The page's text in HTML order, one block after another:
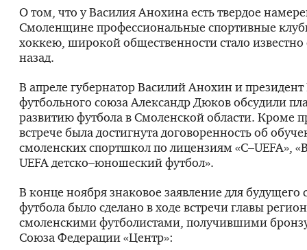
О том, что у Василия Анохина есть твердое
Смоленщине профессиональные спортивные
хоккею, широкой общественности стало известно
назад.
В апреле губернатор Василий Анохин и президент
футбольного союза Александр Дюков обсудили
развитию футбола в Смоленской области. Кроме
встрече была достигнута договоренность об
смоленских спортшкол по лицензиям «C–UEFA»,
UEFA детско–юношеский футбол».
В конце ноября знаковое заявление для будущего
футбола было сделано в ходе встречи главы
смоленскими футболистами, получившими
Союза Федерации «Центр»: